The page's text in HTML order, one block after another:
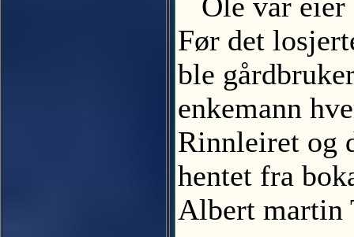
Ole var eier
Før det
ble
enkemann
Rinnleiret og
hentet fra
Albert